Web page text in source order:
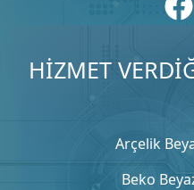
HİZMET
Arçelik
Beko